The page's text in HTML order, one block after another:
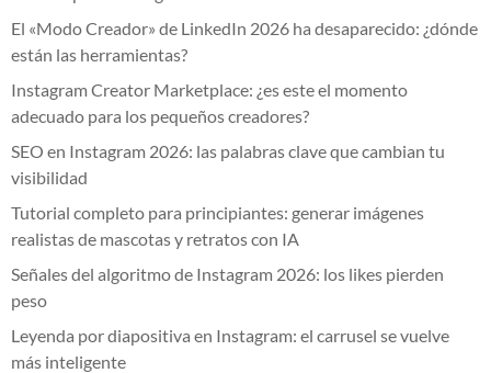
El «Modo Creador» de LinkedIn 2026 ha desaparecido: ¿dónde
están las herramientas?
Instagram Creator Marketplace: ¿es este el momento
adecuado para los pequeños creadores?
SEO en Instagram 2026: las palabras clave que cambian tu
visibilidad
Tutorial completo para principiantes: generar imágenes
realistas de mascotas y retratos con IA
Señales del algoritmo de Instagram 2026: los likes pierden
peso
Leyenda por diapositiva en Instagram: el carrusel se vuelve
más inteligente